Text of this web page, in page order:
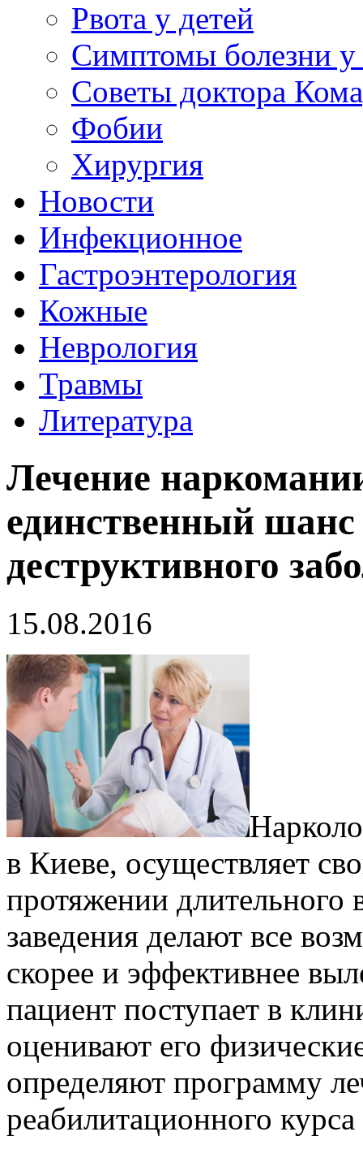
Рвота у детей
Симптомы болезни у
Советы доктора
Фобии
Хирургия
Новости
Инфекционное
Гастроэнтерология
Кожные
Неврология
Травмы
Литература
Лечение
единственный шанс
деструктивного
15.08.2016
в Киеве, осуществляет
протяжении
заведения делают все
скорее и эффективнее
пациент поступает в
оценивают его
определяют программу
реабилитационного